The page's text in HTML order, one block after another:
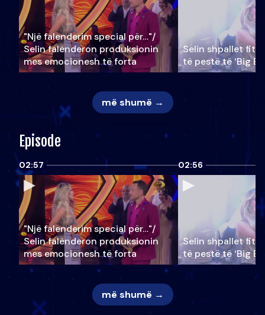
"Një falenderim special për…"/
Selin falënderon produksionin
mes emocionesh të forta
Selin shpallet
të pestë të ‘Big
më shumë →
Episode
02:57
"Një falenderim special për…"/
Selin falënderon produksionin
mes emocionesh të forta
02:56
Selin shpallet
të pestë të ‘Big
më shumë →